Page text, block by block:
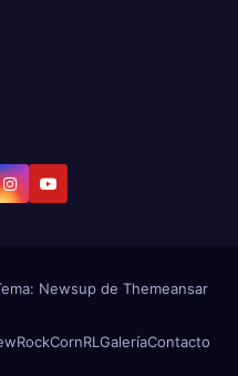
Newsup de Themeansar
RockCornRL GaleríaContacto